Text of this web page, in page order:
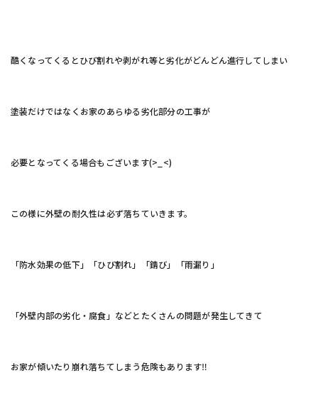
酷くなってくるとひび割れや剥がれ等と劣化がどんどん進行してしまい
塗装だけではなくお家のあらゆる劣化部分の工事が
必要となってくる場合もございます(>_<)
この様に外壁の耐久性は必ず落ちていきます。
「防水効果の低下」「ひび割れ」「錆び」「雨漏り」
「外壁内部の劣化・腐食」などとたくさんの問題が発生してきて
お家が傾いたり崩れ落ちてしまう危険もあります‼